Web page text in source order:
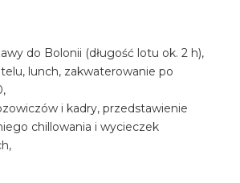
do Bolonii (długość lotu ok. 2 h),
lunch, zakwaterowanie po
i kadry, przedstawienie
chillowania i wycieczek